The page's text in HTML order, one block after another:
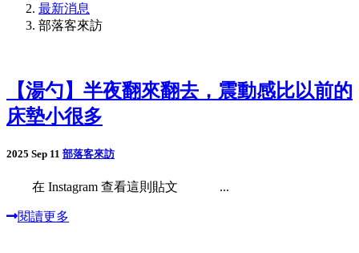
最新消息
部落客來訪
【湯勺】半夜翻來翻去，震動感比以前的
床墊小很多
2025 Sep 11 部落客來訪
在 Instagram 查看這則貼文 ...
閱讀更多